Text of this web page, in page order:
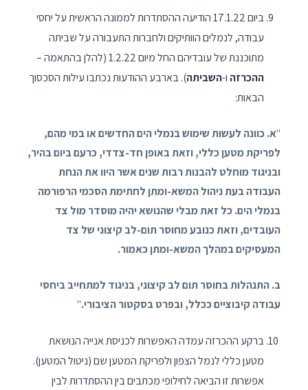
ביום 17.1.22 הודיעה ההסתדרות לממונה הראשית על יחסי
עבודה, לנמלים הוותיקים ולחברות התעבורה על שביתה
מתוכננת של עובדיהם החל מיום 1.2.22 (להלן בהתאמה –
ההכרזה ו-השביתה). בארבע ההודעות נכתבו עילות הסכסוך
הבאות:
"א. כוונה לעשות שימוש בנמלי הים החדשים או במי מהם,
לפריקת מטען כללי, וזאת באופן חד-צדדי, כרעם ביום בהיר,
ובניגוד מוחלט להבנות רבות שנים אשר היוו את הנחת
העבודה בעת ניהול המשא-ומתן לחתימת הסכמי הרפורמה
בנמלי הים. כל זאת מבלי שהנושא יהיה מוסדר מול צד
העובדים, וזאת כנובע מחוסר תום-לב קיצוני של צד
המעסיקים במהלך המשא-ומתן כאמור.
ב. התנהלות בחוסר תום לב קיצוני, בניגוד למתחייב ביחסי
עבודה קיבוציים ככלל, ובפרט בסקטור הציבורי."
ברקע ההכרזה עמדה האפשרות לכניסת אנייה הנושאת
מטען כללי לנמל הצפון ולפריקת המטען שם (ניטול המטען).
אפשרות זו הביאה לחילופי מכתבים בין ההסתדרות לבין